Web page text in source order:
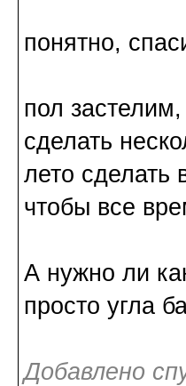
понятно,
пол
сделать
лето сделать
чтобы все
А нужно ли
просто угла
Добавлено